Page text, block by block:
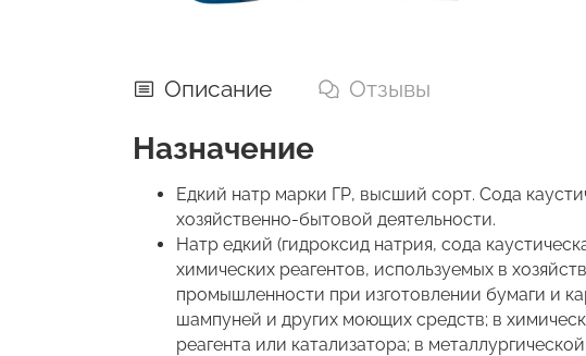
Описание Отзывы
Назначение
Едкий натр марки ГР, высший сорт. Сода
хозяйственно-бытовой деятельности.
Натр едкий (гидроксид натрия, сода
химических реагентов, используемых в
промышленности при изготовлении бумаги и
шампуней и других моющих средств; в
реагента или катализатора; в